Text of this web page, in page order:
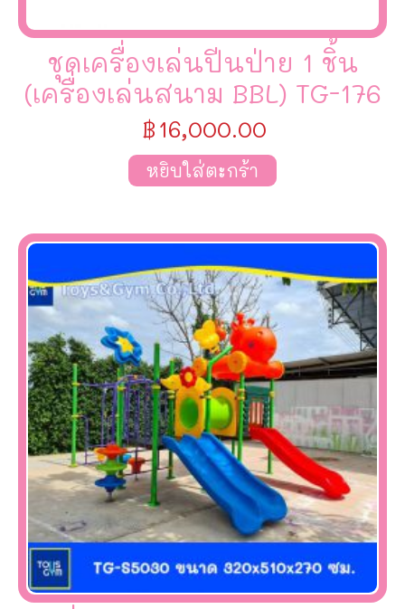
ชุดเครื่องเล่นปีนป่าย 1 ชิ้น
(เครื่องเล่นสนาม BBL) TG-176
฿16,000.00
หยิบใส่ตะกร้า